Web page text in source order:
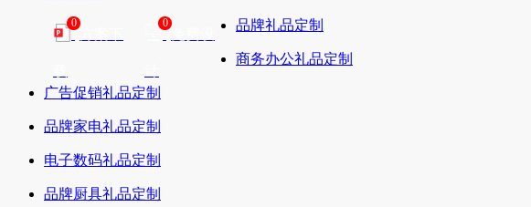
0 0 品牌礼品定制
商务办公礼品定制
广告促销礼品定制
品牌家电礼品定制
电子数码礼品定制
品牌厨具礼品定制